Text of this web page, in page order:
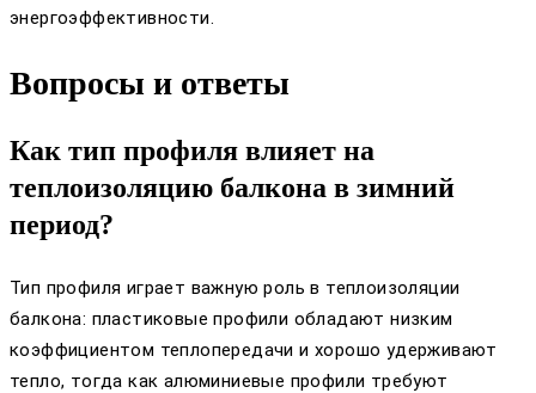
энергоэффективности.
Вопросы и ответы
Как тип профиля влияет на
теплоизоляцию балкона в зимний
период?
Тип профиля играет важную роль в теплоизоляции
балкона: пластиковые профили обладают низким
коэффициентом теплопередачи и хорошо удерживают
тепло, тогда как алюминиевые профили требуют